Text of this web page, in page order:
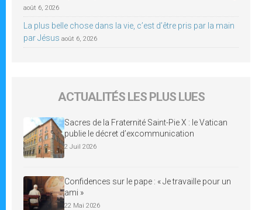
août 6, 2026
La plus belle chose dans la vie, c’est d’être pris par la main
par Jésus août 6, 2026
ACTUALITÉS LES PLUS LUES
Sacres de la Fraternité Saint-Pie X : le Vatican
publie le décret d’excommunication
2 Juil 2026
Confidences sur le pape : « Je travaille pour un
ami »
22 Mai 2026